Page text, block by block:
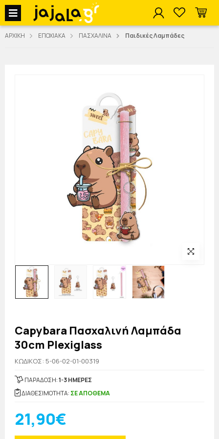
jajala Menu
ΑΡΧΙΚΗ ΕΠΟΧΙΑΚΑ ΠΑΣΧΑΛΙΝΑ Παιδικές Λαμπάδες
Capybara Πασχαλινή Λαμπάδα
30cm Plexiglass
KΩΔΙΚΟΣ: 5-06-02-01-00319
ΠΑΡΑΔΟΣΗ:1-3 ΗΜΕΡΕΣ
ΔΙΑΘΕΣΙΜΟΤΗΤΑ: ΣΕ ΑΠΟΘΕΜΑ
21,90€